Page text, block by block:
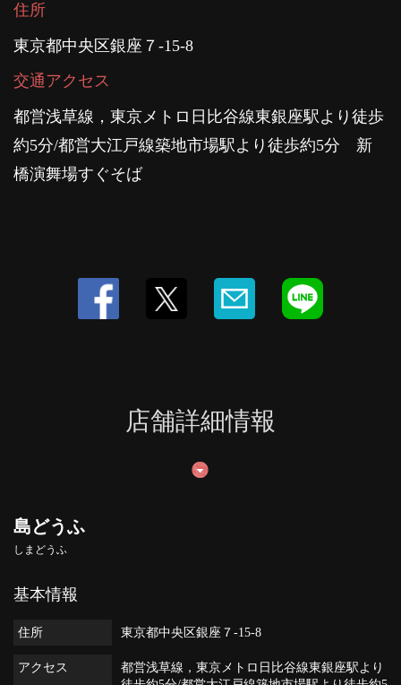
住所
東京都中央区銀座７-15-8
交通アクセス
都営浅草線，東京メトロ日比谷線東銀座駅より徒歩
約5分/都営大江戸線築地市場駅より徒歩約5分 新
橋演舞場すぐそば
店舗詳細情報
島どうふ
しまどうふ
基本情報
住所 東京都中央区銀座７-15-8
アクセス
都営浅草線，東京メトロ日比谷線東銀座駅より